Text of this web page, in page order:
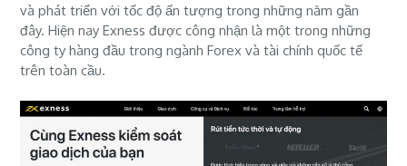
và phát triển với tốc độ ấn tượng trong những năm gần
đây. Hiện nay Exness được công nhận là một trong những
công ty hàng đầu trong ngành Forex và tài chính quốc tế
trên toàn cầu.